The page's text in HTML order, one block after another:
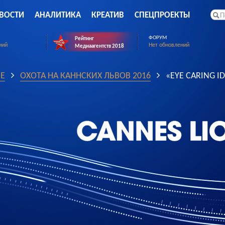
АНАЛИТИКА КРЕАТИВ СПЕЦПРОЕКТЫ
Рейтинг
Медиаагентств 2018
ФОРУМ
Нет обновлений
ОХОТА НА КАННСКИХ ЛЬВОВ 2016 «EYE CARING